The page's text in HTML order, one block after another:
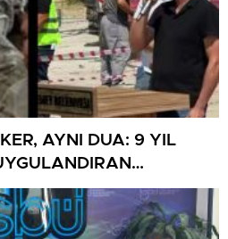
AYNI DUA: 9 YIL